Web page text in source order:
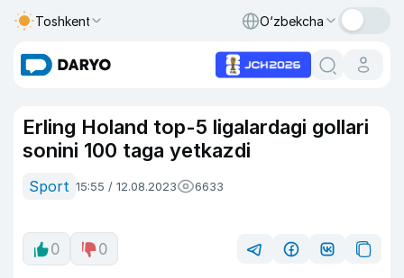
Toshkent O‘zbekcha
Erling Holand top-5 ligalardagi gollari
sonini 100 taga yetkazdi
Sport 15:55 / 12.08.2023 6633
0 0